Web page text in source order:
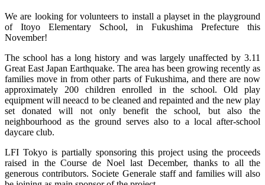
We are looking for volunteers to install a playset in the playground
of Itoyo Elementary School, in Fukushima Prefecture this
November!
The school has a long history and was largely unaffected by 3.11
Great East Japan Earthquake. The area has been growing recently as
families move in from other parts of Fukushima, and there are now
approximately 200 children enrolled in the school. Old play
equipment will neeacd to be cleaned and repainted and the new play
set donated will not only benefit the school, but also the
neighbourhood as the ground serves also to a local after-school
daycare club.
LFI Tokyo is partially sponsoring this project using the proceeds
raised in the Course de Noel last December, thanks to all the
generous contributors. Societe Generale staff and families will also